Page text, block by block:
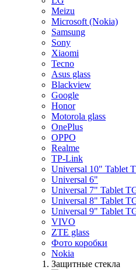
Meizu
Microsoft (Nokia)
Samsung
Sony
Xiaomi
Tecno
Asus glass
Blackview
Google
Honor
Motorola glass
OnePlus
OPPO
Realme
TP-Link
Universal 10" Tablet
Universal 6"
Universal 7" Tablet
Universal 8" Tablet
Universal 9" Tablet
VIVO
ZTE glass
Фото коробки
Nokia
Защитные стекла